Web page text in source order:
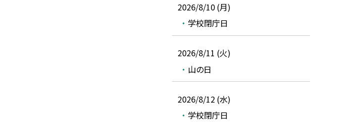
2026/8/10 (月)
学校閉庁日
2026/8/11 (火)
山の日
2026/8/12 (水)
学校閉庁日